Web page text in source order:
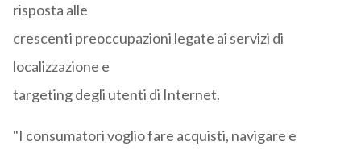
risposta alle
crescenti preoccupazioni legate ai servizi di
localizzazione e
targeting degli utenti di Internet.
"I consumatori voglio fare acquisti, navigare e